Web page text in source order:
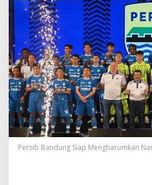
Persib Bandung Siap Mengharumkan